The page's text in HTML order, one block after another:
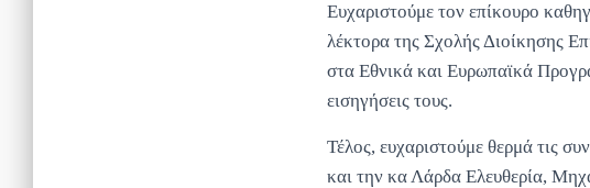
Ευχαριστούμε τον επίκουρο
λέκτορα της Σχολής Διοίκησης
στα Εθνικά και Ευρωπαϊκά
εισηγήσεις τους.
Τέλος, ευχαριστούμε θερμά τις
και την κα Λάρδα Ελευθερία,